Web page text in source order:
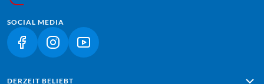
SOCIAL MEDIA
(LINK ÖFFNET IN NEUEM TAB)
(LINK ÖFFNET IN NEUEM TAB)
(LINK ÖFFNET IN NEUEM TAB)
DERZEIT BELIEBT